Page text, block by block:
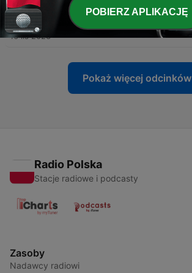
136 - Henryk Sienkiewicz - Krzyżacy, odc. 5
16 lis 2023
Pokaż więcej odcinków
Radio Polska
Stacje radiowe i podcasty
Zasoby
Nadawcy radiowi
POBIERZ APLIKACJĘ